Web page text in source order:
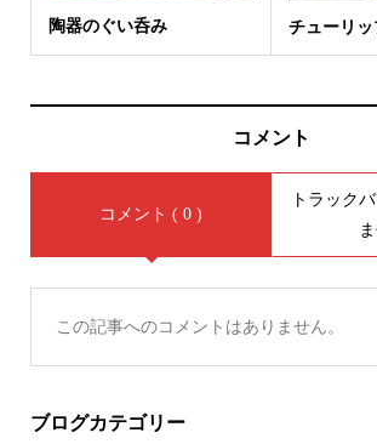
陶器のぐい呑み チューリ
コメント
コメント ( 0 )
トラック
この記事へのコメントはありません。
ブログカテゴリー